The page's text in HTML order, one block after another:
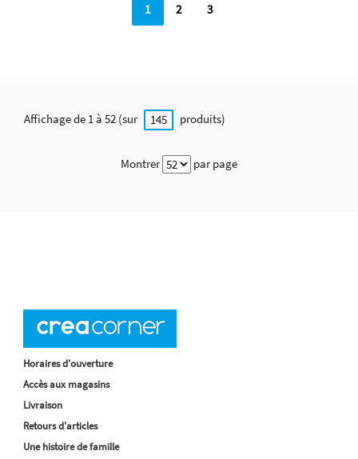
1 2 3
Affichage de 1 à 52 (sur 145 produits)
Montrer par page
Horaires d'ouverture
Accès aux magasins
Livraison
Retours d'articles
Une histoire de famille